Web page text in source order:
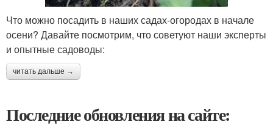
Что можно посадить в наших садах-огородах в начале
осени? Давайте посмотрим, что советуют наши эксперты
и опытные садоводы:
читать дальше →
Последние обновления на сайте: